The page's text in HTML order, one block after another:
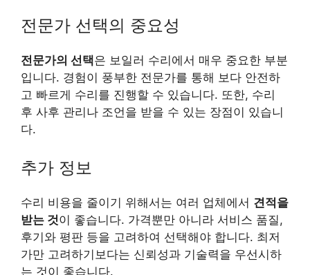
전문가 선택의 중요성
전문가의 선택은 보일러 수리에서 매우 중요한 부분
입니다. 경험이 풍부한 전문가를 통해 보다 안전하
고 빠르게 수리를 진행할 수 있습니다. 또한, 수리
후 사후 관리나 조언을 받을 수 있는 장점이 있습니
다.
추가 정보
수리 비용을 줄이기 위해서는 여러 업체에서 견적을
받는 것이 좋습니다. 가격뿐만 아니라 서비스 품질,
후기와 평판 등을 고려하여 선택해야 합니다. 최저
가만 고려하기보다는 신뢰성과 기술력을 우선시하
는 것이 좋습니다.